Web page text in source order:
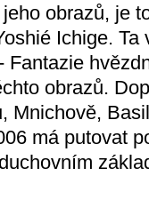
obrazů, je
Ichige.
Fantazie
obrazů.
Mnichově,
má putovat